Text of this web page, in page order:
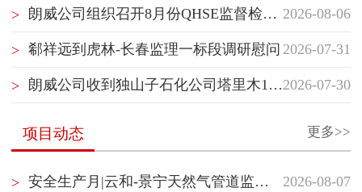
焦项目经理管理赋能”“聚焦最后一公
里落地执行”“聚焦横向纵向信息沟
通”为抓手，坚持问题导向，持续推动
项目管理重塑与履职能力提升。继5月
10日首次跨事业部项目管理经验交流
后，7月30日，项目管理部（质量健康
2026-08-06
> 朗威公司组织召开8月份QHSE监督检查启动会
2026-07-31
> 郗祥远到虎林-长春监理一标段调研慰问
2026-07-30
> 朗威公司收到独山子石化公司塔里木120万吨/年二期乙烯项目开工试车指挥部感谢信
更多>>
项目动态
2026-08-07
> 安全生产月|云和-景宁天然气管道监理部组织开展生产安全应急处置演练